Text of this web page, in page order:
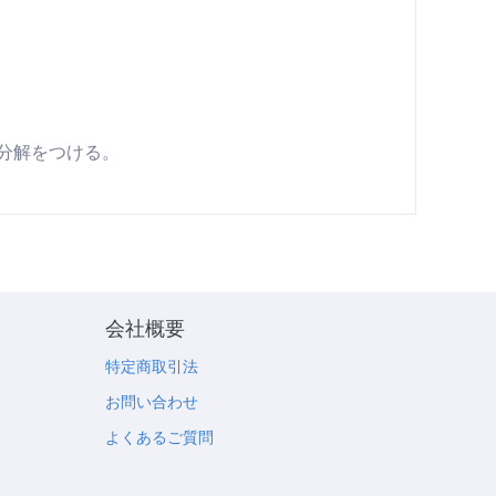
をつける。
会社概要
特定商取引法
お問い合わせ
よくあるご質問